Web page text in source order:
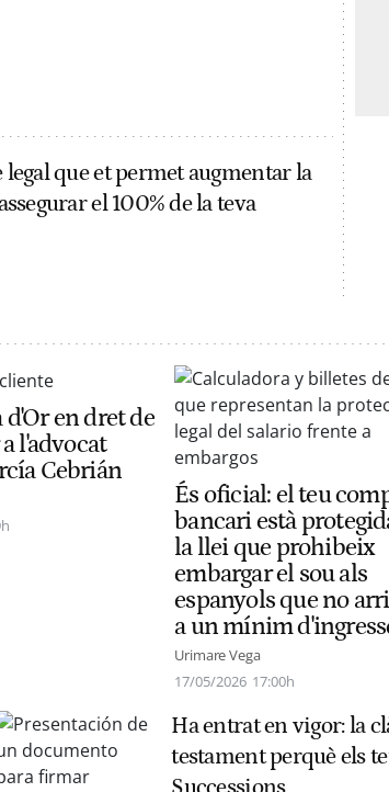
que et permet augmentar la
el 100% de la teva
d'Or en dret de
l'advocat
Cebrián
És oficial: el teu
bancari està
la llei que prohibeix
embargar el sou als
espanyols que no
a un mínim
Urimare Vega
17/05/2026 17:00h
Ha entrat en vigor: la
testament perquè els